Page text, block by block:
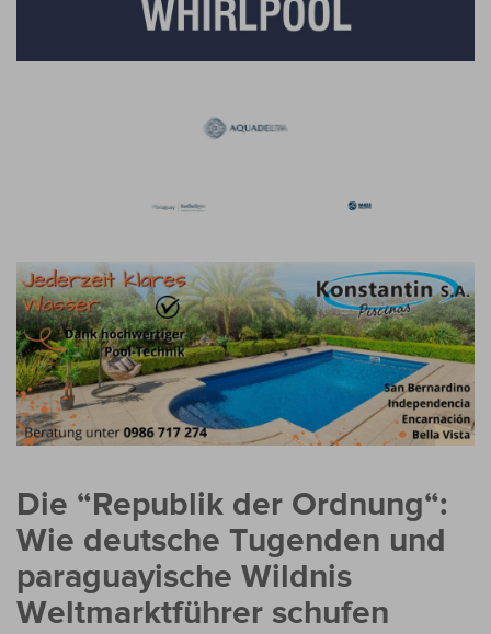
Die “Republik der Ordnung“:
Wie deutsche Tugenden und
paraguayische Wildnis
Weltmarktführer schufen